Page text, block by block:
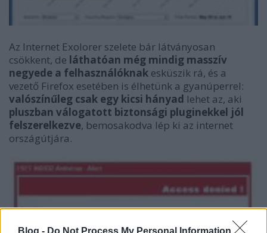
Blog - Do Not Process My Personal Information
Az Internet Exolorer szelete bár látványosan
csökkent, de láthatóan még mindig masszív
negyede a felhasználóknak esküszik rá, és a
vezető Firefox esetében is élhetünk a gyanúperrel:
valószínűleg csak egy kicsi hányad lehet az, aki
pluszban válogatott biztonsági pluginekkel jól
felszerelkezve, bemosakodva lép ki az internet
országútjára.